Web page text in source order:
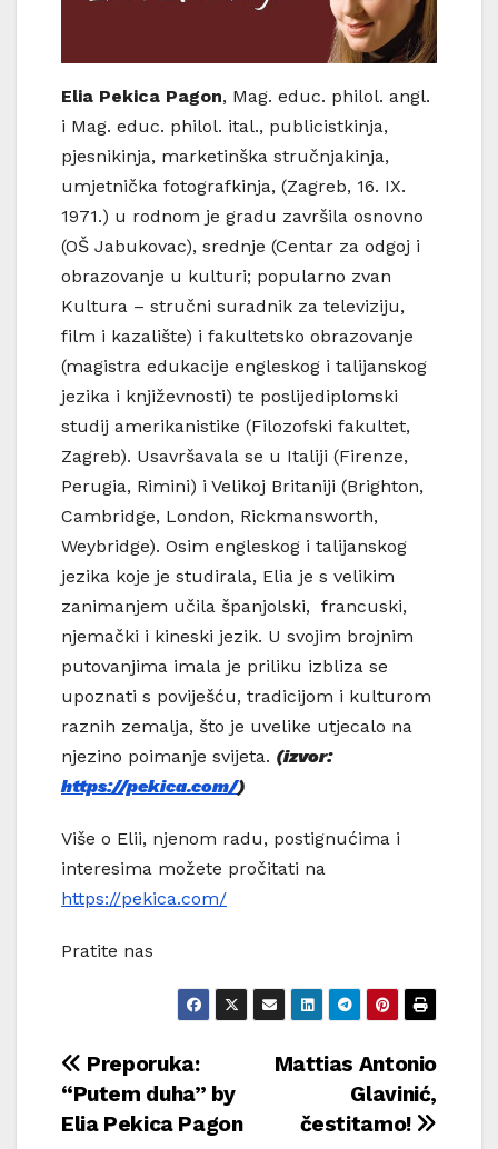
Elia Pekica Pagon, Mag. educ. philol. angl.
i Mag. educ. philol. ital., publicistkinja,
pjesnikinja, marketinška stručnjakinja,
umjetnička fotografkinja, (Zagreb, 16. IX.
1971.) u rodnom je gradu završila osnovno
(OŠ Jabukovac), srednje (Centar za odgoj i
obrazovanje u kulturi; popularno zvan
Kultura – stručni suradnik za televiziju,
film i kazalište) i fakultetsko obrazovanje
(magistra edukacije engleskog i talijanskog
jezika i književnosti) te poslijediplomski
studij amerikanistike (Filozofski fakultet,
Zagreb). Usavršavala se u Italiji (Firenze,
Perugia, Rimini) i Velikoj Britaniji (Brighton,
Cambridge, London, Rickmansworth,
Weybridge). Osim engleskog i talijanskog
jezika koje je studirala, Elia je s velikim
zanimanjem učila španjolski, francuski,
njemački i kineski jezik. U svojim brojnim
putovanjima imala je priliku izbliza se
upoznati s poviješću, tradicijom i kulturom
raznih zemalja, što je uvelike utjecalo na
njezino poimanje svijeta. (izvor:
https://pekica.com/)
Više o Elii, njenom radu, postignućima i
interesima možete pročitati na
https://pekica.com/
Pratite nas
Navigacija
objava
Mattias Antonio
Glavinić,
čestitamo!
Preporuka:
“Putem duha” by
Elia Pekica Pagon